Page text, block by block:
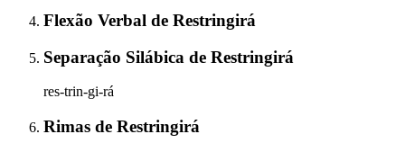
Flexão Verbal de Restringirá
Separação Silábica de Restringirá
res-trin-gi-rá
Rimas de Restringirá